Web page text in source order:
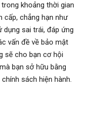
khoảng thời gian
cấp, chẳng hạn như
dụng sai trái, đáp ứng
vấn đề về bảo mật
sẽ cho bạn cơ hội
bạn sở hữu bằng
sách hiện hành.